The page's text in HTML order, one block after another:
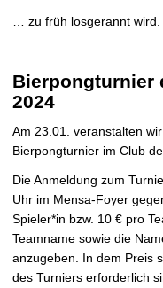
… zu früh losgerannt wird.
Bierpongturnier
2024
Am 23.01. veranstalten
Bierpongturnier im Club
Die Anmeldung zum
Uhr im Mensa-Foyer
Spieler*in bzw. 10 € pro
Teamname sowie die
anzugeben. In dem Preis
des Turniers erforderlich